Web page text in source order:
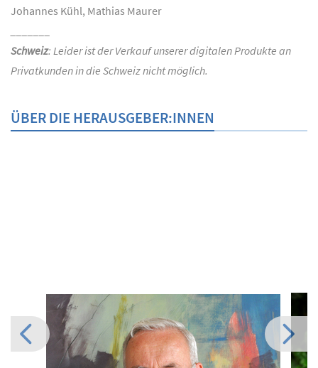
Johannes Kühl, Mathias Maurer
Schweiz: Leider ist der Verkauf unserer digitalen Produkte an
Privatkunden in die Schweiz nicht möglich.
ÜBER DIE HERAUSGEBER:INNEN